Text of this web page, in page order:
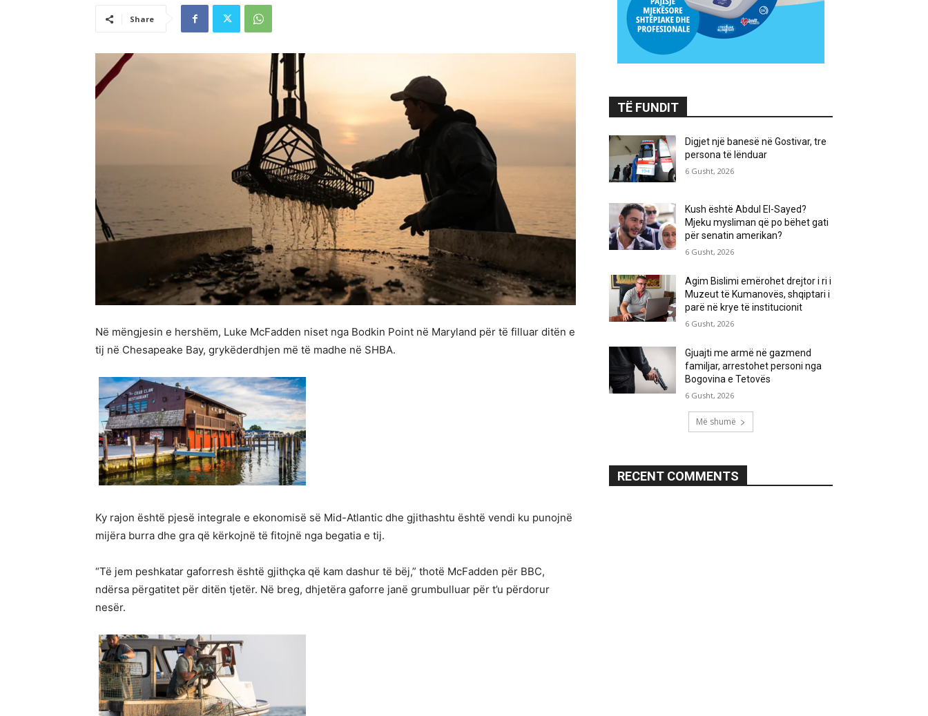
Share
Në mëngjesin e hershëm, Luke McFadden niset nga Bodkin Point në Maryland për të filluar ditën e
tij në Chesapeake Bay, grykëderdhjen më të madhe në SHBA.
Ky rajon është pjesë integrale e ekonomisë së Mid-Atlantic dhe gjithashtu është vendi ku punojnë
mijëra burra dhe gra që kërkojnë të fitojnë nga begatia e tij.
“Të jem peshkatar gaforresh është gjithçka që kam dashur të bëj,” thotë McFadden për BBC,
ndërsa përgatitet për ditën tjetër. Në breg, dhjetëra gaforre janë grumbulluar për t’u përdorur
nesër.
TË FUNDIT
Digjet një banesë në Gostivar, tre
persona të lënduar
6 Gusht, 2026
Kush është Abdul El-Sayed?
Mjeku mysliman që po bëhet gati
për senatin amerikan?
6 Gusht, 2026
Agim Bislimi emërohet drejtor i ri i
Muzeut të Kumanovës, shqiptari i
parë në krye të institucionit
6 Gusht, 2026
Gjuajti me armë në gazmend
familjar, arrestohet personi nga
Bogovina e Tetovës
6 Gusht, 2026
Më shumë
RECENT COMMENTS